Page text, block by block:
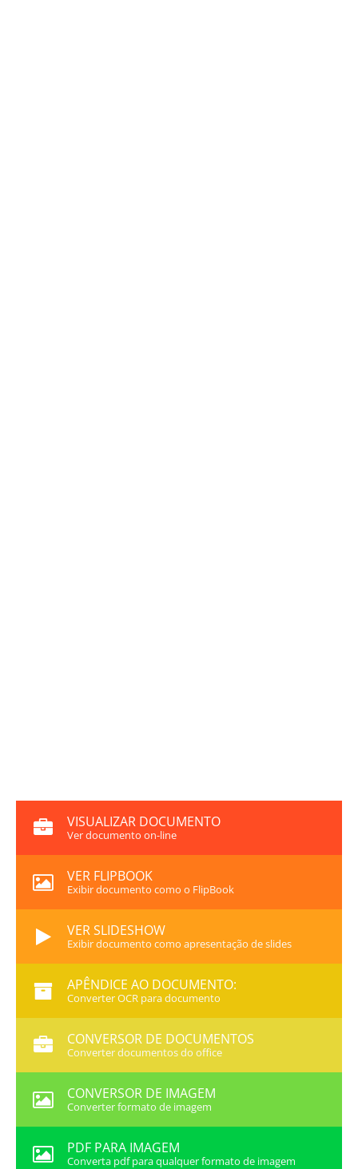
VISUALIZAR DOCUMENTO
Ver documento on-line
VER FLIPBOOK
Exibir documento como o FlipBook
VER SLIDESHOW
Exibir documento como apresentação de slides
APÊNDICE AO DOCUMENTO:
Converter OCR para documento
CONVERSOR DE DOCUMENTOS
Converter documentos do office
CONVERSOR DE IMAGEM
Converter formato de imagem
PDF PARA IMAGEM
Converta pdf para qualquer formato de imagem